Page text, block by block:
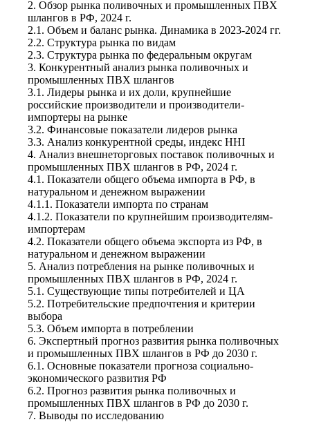
2. Обзор рынка поливочных и промышленных ПВХ
шлангов в РФ, 2024 г.
2.1. Объем и баланс рынка. Динамика в 2023-2024 гг.
2.2. Структура рынка по видам
2.3. Структура рынка по федеральным округам
3. Конкурентный анализ рынка поливочных и
промышленных ПВХ шлангов
3.1. Лидеры рынка и их доли, крупнейшие
российские производители и производители-
импортеры на рынке
3.2. Финансовые показатели лидеров рынка
3.3. Анализ конкурентной среды, индекс HHI
4. Анализ внешнеторговых поставок поливочных и
промышленных ПВХ шлангов в РФ, 2024 г.
4.1. Показатели общего объема импорта в РФ, в
натуральном и денежном выражении
4.1.1. Показатели импорта по странам
4.1.2. Показатели по крупнейшим производителям-
импортерам
4.2. Показатели общего объема экспорта из РФ, в
натуральном и денежном выражении
5. Анализ потребления на рынке поливочных и
промышленных ПВХ шлангов в РФ, 2024 г.
5.1. Существующие типы потребителей и ЦА
5.2. Потребительские предпочтения и критерии
выбора
5.3. Объем импорта в потреблении
6. Экспертный прогноз развития рынка поливочных
и промышленных ПВХ шлангов в РФ до 2030 г.
6.1. Основные показатели прогноза социально-
экономического развития РФ
6.2. Прогноз развития рынка поливочных и
промышленных ПВХ шлангов в РФ до 2030 г.
7. Выводы по исследованию